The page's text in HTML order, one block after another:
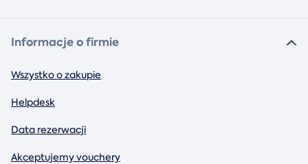
Informacje o firmie
Wszystko o zakupie
Helpdesk
Data rezerwacji
Akceptujemy vouchery